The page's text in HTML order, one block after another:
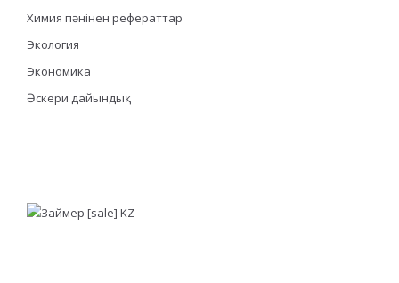
Химия пәнінен рефераттар
Экология
Экономика
Әскери дайындық